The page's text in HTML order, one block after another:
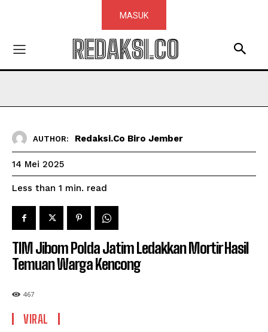
MASUK
REDAKSI.CO
AUTHOR: Redaksi.co Biro Jember
14 Mei 2025
Less than 1 min. read
TIM Jibom Polda Jatim Ledakkan Mortir Hasil
Temuan Warga Kencong
467
VIRAL